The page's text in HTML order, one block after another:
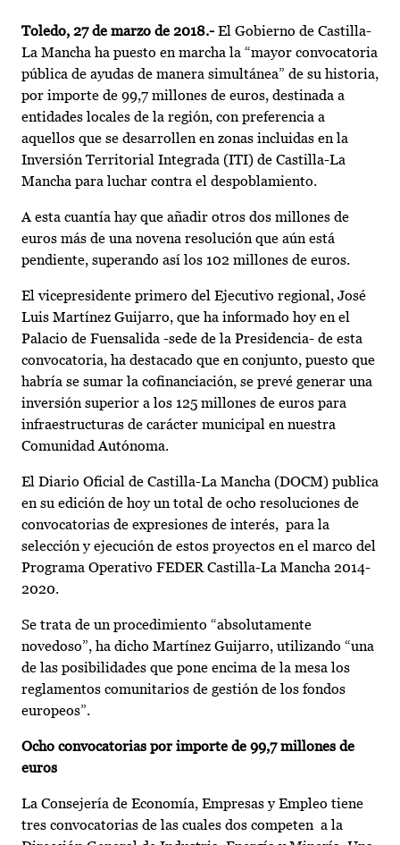
Toledo, 27 de marzo de 2018.- El Gobierno de Castilla-
La Mancha ha puesto en marcha la “mayor convocatoria
pública de ayudas de manera simultánea” de su historia,
por importe de 99,7 millones de euros, destinada a
entidades locales de la región, con preferencia a
aquellos que se desarrollen en zonas incluidas en la
Inversión Territorial Integrada (ITI) de Castilla-La
Mancha para luchar contra el despoblamiento.
A esta cuantía hay que añadir otros dos millones de
euros más de una novena resolución que aún está
pendiente, superando así los 102 millones de euros.
El vicepresidente primero del Ejecutivo regional, José
Luis Martínez Guijarro, que ha informado hoy en el
Palacio de Fuensalida -sede de la Presidencia- de esta
convocatoria, ha destacado que en conjunto, puesto que
habría se sumar la cofinanciación, se prevé generar una
inversión superior a los 125 millones de euros para
infraestructuras de carácter municipal en nuestra
Comunidad Autónoma.
El Diario Oficial de Castilla-La Mancha (DOCM) publica
en su edición de hoy un total de ocho resoluciones de
convocatorias de expresiones de interés, para la
selección y ejecución de estos proyectos en el marco del
Programa Operativo FEDER Castilla-La Mancha 2014-
2020.
Se trata de un procedimiento “absolutamente
novedoso”, ha dicho Martínez Guijarro, utilizando “una
de las posibilidades que pone encima de la mesa los
reglamentos comunitarios de gestión de los fondos
europeos”.
Ocho convocatorias por importe de 99,7 millones de
euros
La Consejería de Economía, Empresas y Empleo tiene
tres convocatorias de las cuales dos competen a la